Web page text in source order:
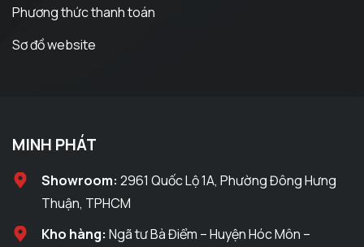
Phương thức thanh toán
Sơ đồ website
MINH PHÁT
Showroom: 2961 Quốc Lộ 1A, Phường Đông Hưng
Thuận, TPHCM
Kho hàng: Ngã tư Bà Điểm – Huyện Hóc Môn –